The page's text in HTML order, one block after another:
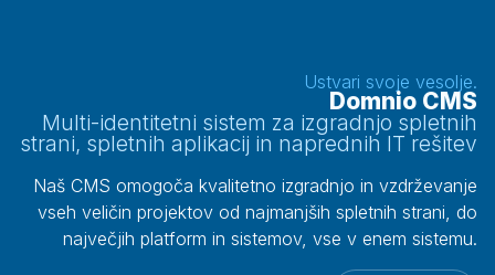
Ustvari svoje vesolje.
Domnio CMS
Multi-identitetni sistem za izgradnjo spletnih
strani, spletnih aplikacij in naprednih IT rešitev
Naš CMS omogoča kvalitetno izgradnjo in vzdrževanje
vseh veličin projektov od najmanjših spletnih strani, do
največjih platform in sistemov, vse v enem sistemu.